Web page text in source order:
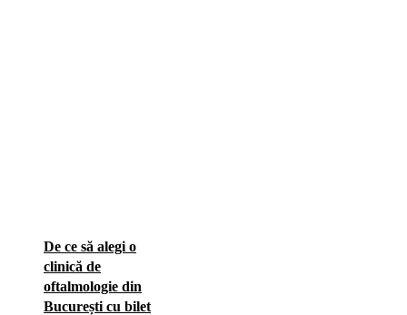
De ce să alegi o
clinică de
oftalmologie din
București cu bilet